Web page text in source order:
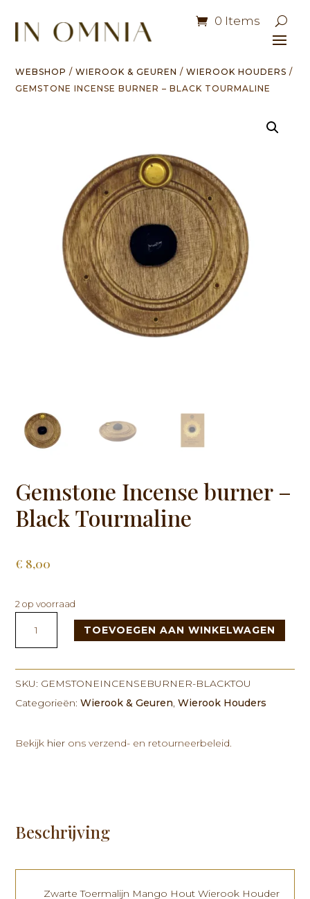
0 Items
WEBSHOP /WIEROOK & GEUREN /WIEROOK HOUDERS /
GEMSTONE INCENSE BURNER – BLACK TOURMALINE
Gemstone Incense burner –
Black Tourmaline
€ 8,00
2 op voorraad
Incense
burner
-
Black
Tourmaline
TOEVOEGEN AAN WINKELWAGEN
SKU: GEMSTONEINCENSEBURNER-BLACKTOU
Categorieën:Wierook & Geuren,Wierook Houders
Bekijk hier ons verzend- en retourneerbeleid.
Beschrijving
Zwarte Toermalijn Mango Hout Wierook Houder